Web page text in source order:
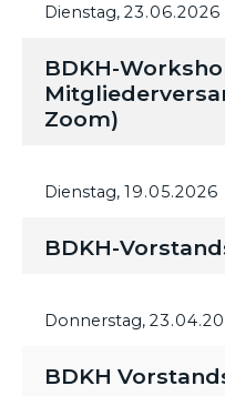
Dienstag, 23.06.2026
BDKH-
Zoom)
Dienstag, 19.05.2026
BDKH-
Donnerstag,
BDKH